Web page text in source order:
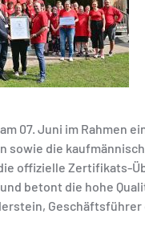
07. Juni im Rahmen
sowie die
offizielle Zertifikats-
betont die hohe
Geschäftsführer